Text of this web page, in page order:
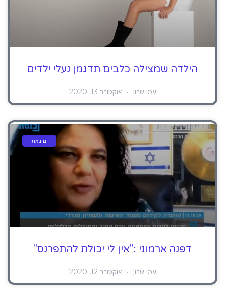
הילדה שמצילה כלבים תדגמן נעלי ילדים
עמי שרון אוקטובר 13, 2020
חם באתר
דפנה ארמוני :"אין לי יכולת להתפרנס"
עמי שרון אוקטובר 12, 2020